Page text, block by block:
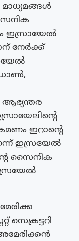
ഇസ്രായേൽ
നേർക്ക്
ആഭ്യന്തര
ഇറാന്റെ
ഇസ്രയേൽ
സൈനിക
സെക്രട്ടറി